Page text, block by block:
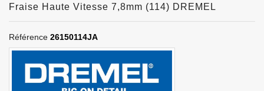
Fraise Haute Vitesse 7,8mm (114) DREMEL
Référence 26150114JA